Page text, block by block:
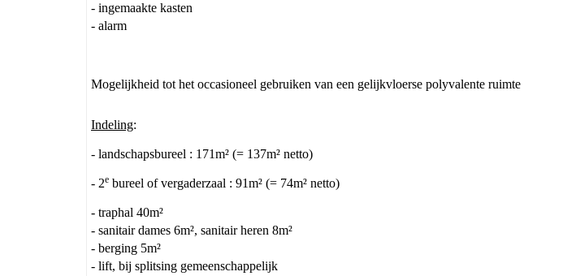
- ingemaakte kasten
- alarm
Mogelijkheid tot het occasioneel gebruiken van een gelijkvloerse polyvalente ruimte
Indeling:
- landschapsbureel : 171m² (= 137m² netto)
- 2e bureel of vergaderzaal : 91m² (= 74m² netto)
- traphal 40m²
- sanitair dames 6m², sanitair heren 8m²
- berging 5m²
- lift, bij splitsing gemeenschappelijk